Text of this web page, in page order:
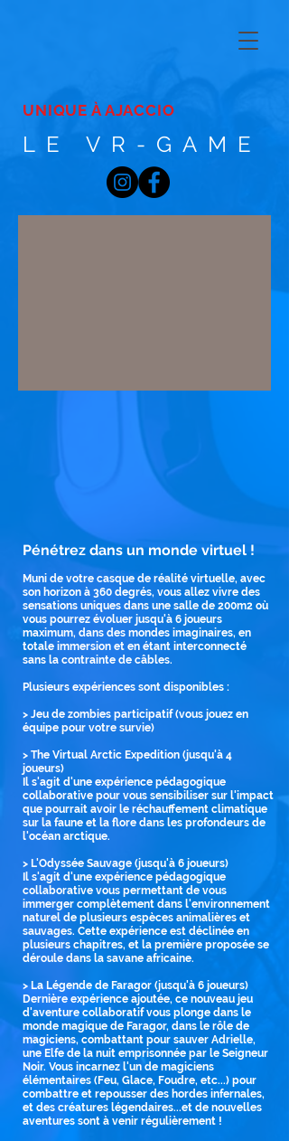
UNIQUE À AJACCIO
LE VR-GAME
Pénétrez dans un monde virtuel !
Muni de votre casque de réalité virtuelle, avec
son horizon à 360 degrés, vous allez vivre des
sensations uniques dans une salle de 200m2 où
vous pourrez évoluer jusqu'à 6 joueurs
maximum, dans des mondes imaginaires, en
totale immersion et en étant interconnecté
sans la contrainte de câbles.
Plusieurs expériences sont disponibles :
> Jeu de zombies participatif (vous jouez en
équipe pour votre survie)
> The Virtual Arctic Expedition (jusqu'à 4
joueurs)
Il s'agit d'une expérience pédagogique
collaborative pour vous sensibiliser sur l'impact
que pourrait avoir le réchauffement climatique
sur la faune et la flore dans les profondeurs de
l'océan arctique.
> L'Odyssée Sauvage (jusqu'à 6 joueurs)
Il s'agit d'une expérience pédagogique
collaborative vous permettant de vous
immerger complètement dans l'environnement
naturel de plusieurs espèces animalières et
sauvages. Cette expérience est déclinée en
plusieurs chapitres, et la première proposée se
déroule dans la savane africaine.
> La Légende de Faragor (jusqu'à 6 joueurs)
Dernière expérience ajoutée, ce nouveau jeu
d'aventure collaboratif vous plonge dans le
monde magique de Faragor, dans le rôle de
magiciens, combattant pour sauver Adrielle,
une Elfe de la nuit emprisonnée par le Seigneur
Noir. Vous incarnez l'un de magiciens
élémentaires (Feu, Glace, Foudre, etc...) pour
combattre et repousser des hordes infernales,
et des créatures légendaires...et de nouvelles
aventures sont à venir régulièrement !